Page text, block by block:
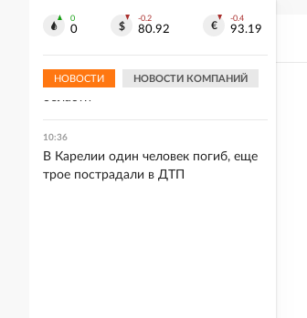
0
0
-0.2
80.92
-0.4
93.19
НОВОСТИ НОВОСТИ КОМПАНИЙ
утратили боеспособность в Курской
области
10:36
В Карелии один человек погиб, еще
трое пострадали в ДТП